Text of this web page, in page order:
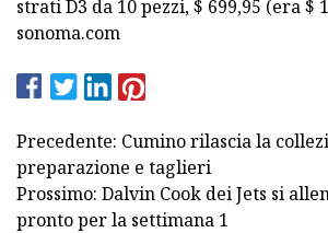
strati D3 da 10 pezzi, $ 699,95 (era $
sonoma.com
Precedente: Cumino rilascia la
preparazione e taglieri
Prossimo: Dalvin Cook dei Jets si
pronto per la settimana 1